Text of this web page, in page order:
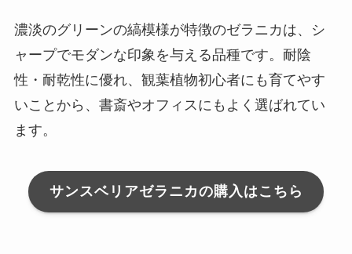
濃淡のグリーンの縞模様が特徴のゼラニカは、シ
ャープでモダンな印象を与える品種です。耐陰
性・耐乾性に優れ、観葉植物初心者にも育てやす
いことから、書斎やオフィスにもよく選ばれてい
ます。
サンスベリアゼラニカの購入はこちら